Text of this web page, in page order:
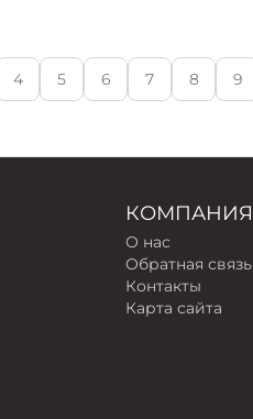
4 5 6 7 8 9
КОМПАНИЯ
О нас
Обратная связь
Контакты
Карта сайта